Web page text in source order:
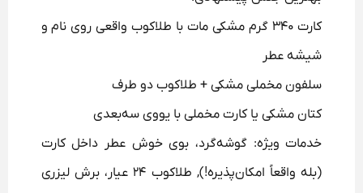
کارت ۳۴۰ گرم مشکی مات با طلاکوب واقعی روی نام و
شیشه عطر
سلفون مخملی مشکی + طلاکوب دو طرف
کتان مشکی یا کارت مخملی با یووی سه‌بعدی
خدمات ویژه: گوشه‌گرد، بوی خوش عطر داخل کارت
(بله واقعاً امکان‌پذیره!), طلاکوب ۲۴ عیار، برش لیزری